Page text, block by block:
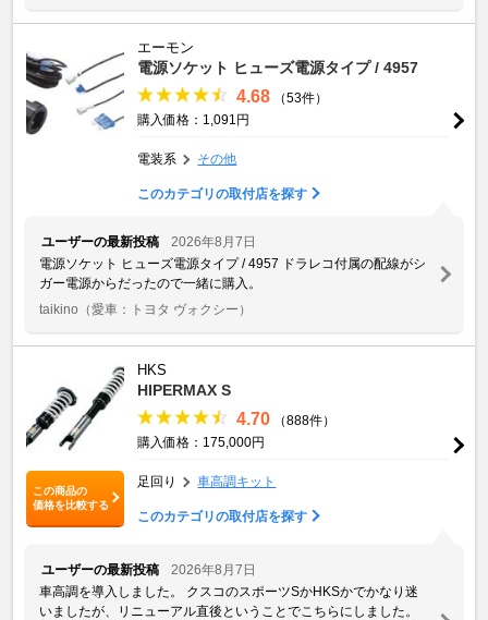
エーモン
電源ソケット ヒューズ電源タイプ / 4957
4.68
（53件）
購入価格：1,091円
電装系 その他
このカテゴリの取付店を探す
ユーザーの最新投稿
2026年8月7日
電源ソケット ヒューズ電源タイプ / 4957 ドラレコ付属の配線がシ
ガー電源からだったので一緒に購入。
taikino （愛車：トヨタ ヴォクシー）
この商品の
価格を比較する
HKS
HIPERMAX S
4.70
（888件）
購入価格：175,000円
足回り 車高調キット
このカテゴリの取付店を探す
ユーザーの最新投稿
2026年8月7日
車高調を導入しました。 クスコのスポーツSかHKSかでかなり迷
いましたが、リニューアル直後ということでこちらにしました。